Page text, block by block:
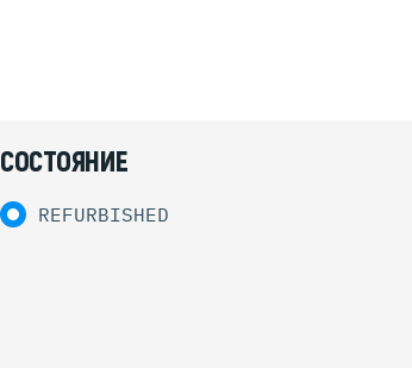
СОСТОЯНИЕ
REFURBISHED